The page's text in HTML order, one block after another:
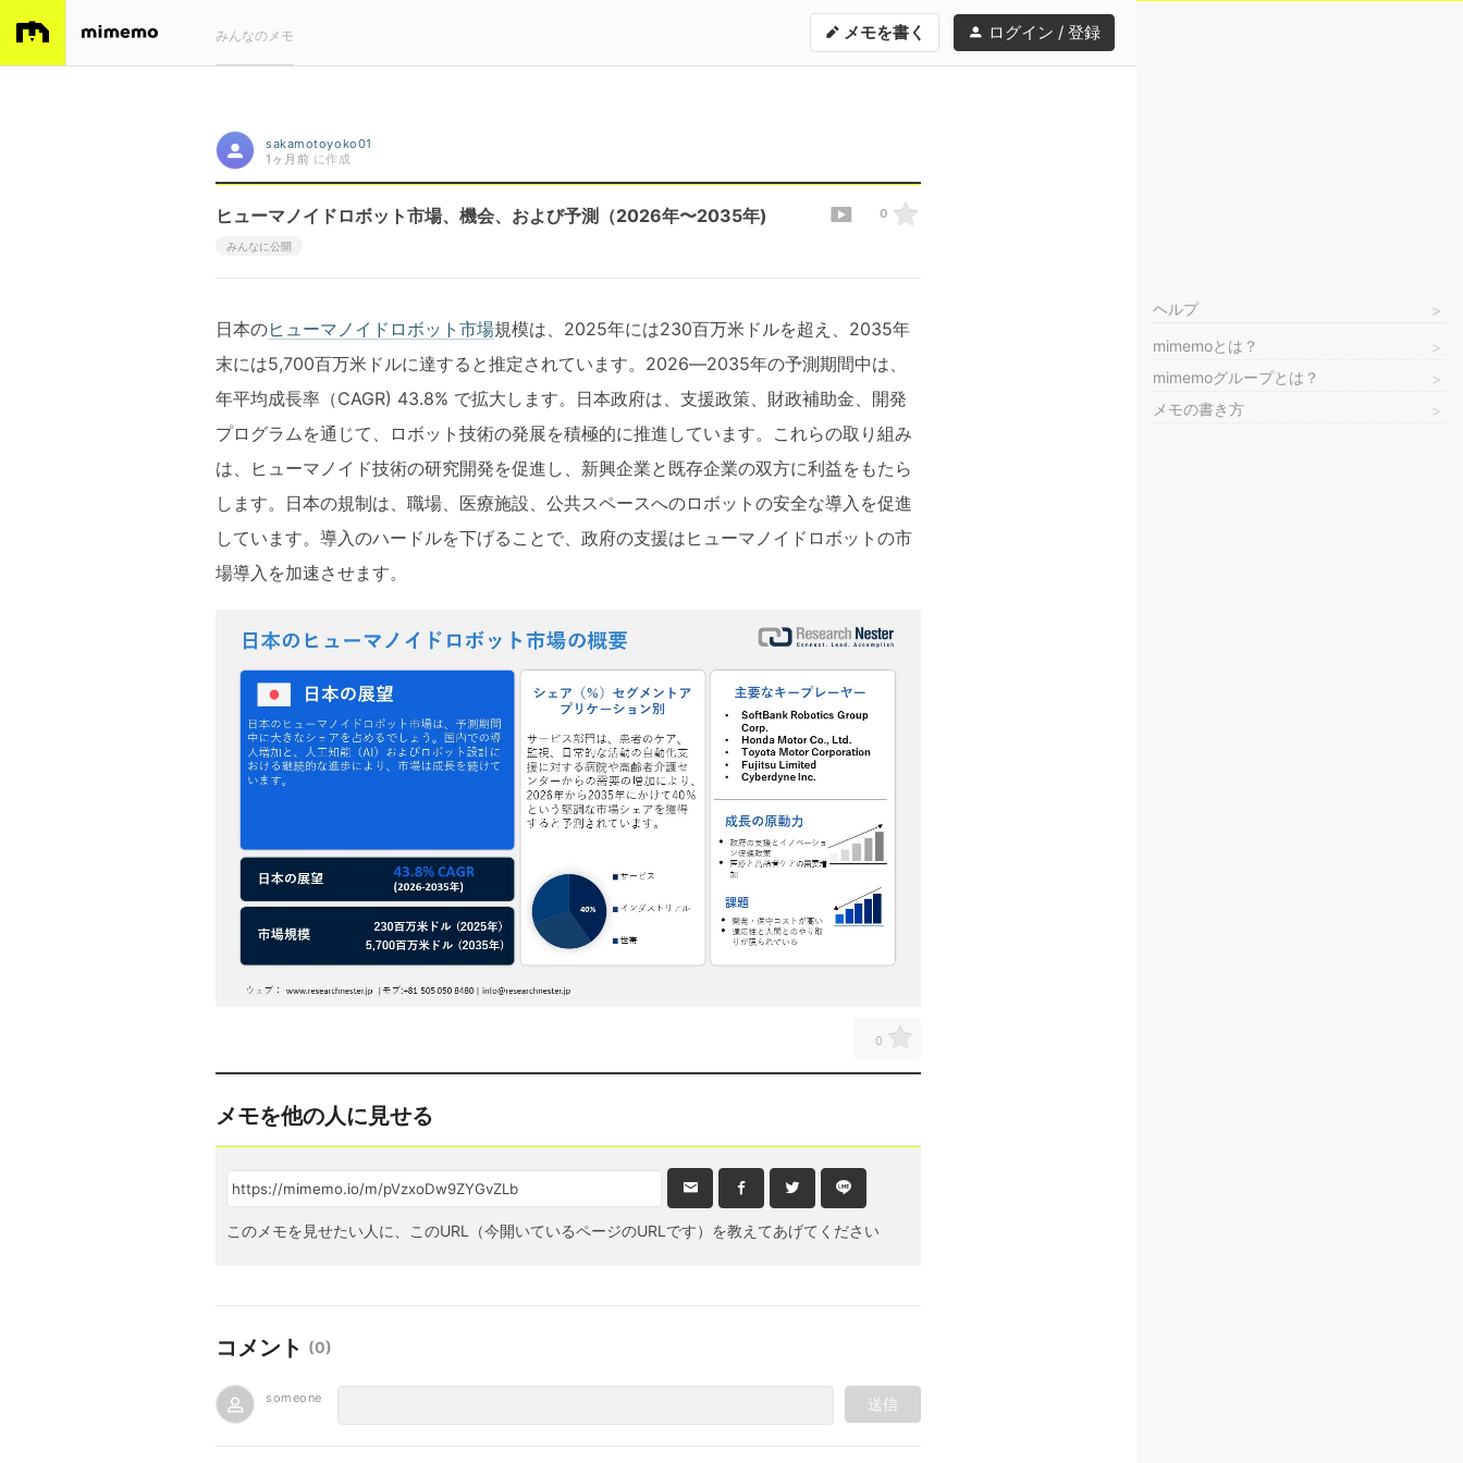
みんなのメモ メモを書く ログイン / 登録
sakamotoyoko01
1ヶ月前 に作成
0
ヒューマノイドロボット市場、機会、および予測（2026年〜2035年)
みんなに公開
日本のヒューマノイドロボット市場規模は、2025年には230百万米ドルを超え、2035年
末には5,700百万米ドルに達すると推定されています。2026―2035年の予測期間中は、
年平均成長率（CAGR) 43.8% で拡大します。日本政府は、支援政策、財政補助金、開発
プログラムを通じて、ロボット技術の発展を積極的に推進しています。これらの取り組み
は、ヒューマノイド技術の研究開発を促進し、新興企業と既存企業の双方に利益をもたら
します。日本の規制は、職場、医療施設、公共スペースへのロボットの安全な導入を促進
しています。導入のハードルを下げることで、政府の支援はヒューマノイドロボットの市
場導入を加速させます。
0
メモを他の人に見せる
このメモを見せたい人に、このURL（今開いているページのURLです）を教えてあげてください
コメント (0)
someone 送信
ヘルプ
mimemoとは？
mimemoグループとは？
メモの書き方